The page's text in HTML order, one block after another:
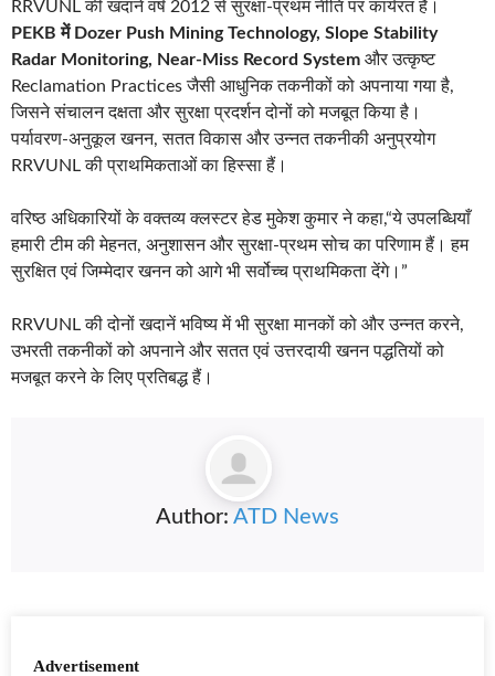
RRVUNL की खदानें वर्ष 2012 से सुरक्षा‑प्रथम नीति पर कार्यरत हैं।
PEKB में Dozer Push Mining Technology, Slope Stability
Radar Monitoring, Near‑Miss Record System और उत्कृष्ट
Reclamation Practices जैसी आधुनिक तकनीकों को अपनाया गया है,
जिसने संचालन दक्षता और सुरक्षा प्रदर्शन दोनों को मजबूत किया है।
पर्यावरण‑अनुकूल खनन, सतत विकास और उन्नत तकनीकी अनुप्रयोग
RRVUNL की प्राथमिकताओं का हिस्सा हैं।
वरिष्ठ अधिकारियों के वक्तव्य क्लस्टर हेड मुकेश कुमार ने कहा,“ये उपलब्धियाँ
हमारी टीम की मेहनत, अनुशासन और सुरक्षा‑प्रथम सोच का परिणाम हैं। हम
सुरक्षित एवं जिम्मेदार खनन को आगे भी सर्वोच्च प्राथमिकता देंगे।”
RRVUNL की दोनों खदानें भविष्य में भी सुरक्षा मानकों को और उन्नत करने,
उभरती तकनीकों को अपनाने और सतत एवं उत्तरदायी खनन पद्धतियों को
मजबूत करने के लिए प्रतिबद्ध हैं।
Author: ATD News
Advertisement